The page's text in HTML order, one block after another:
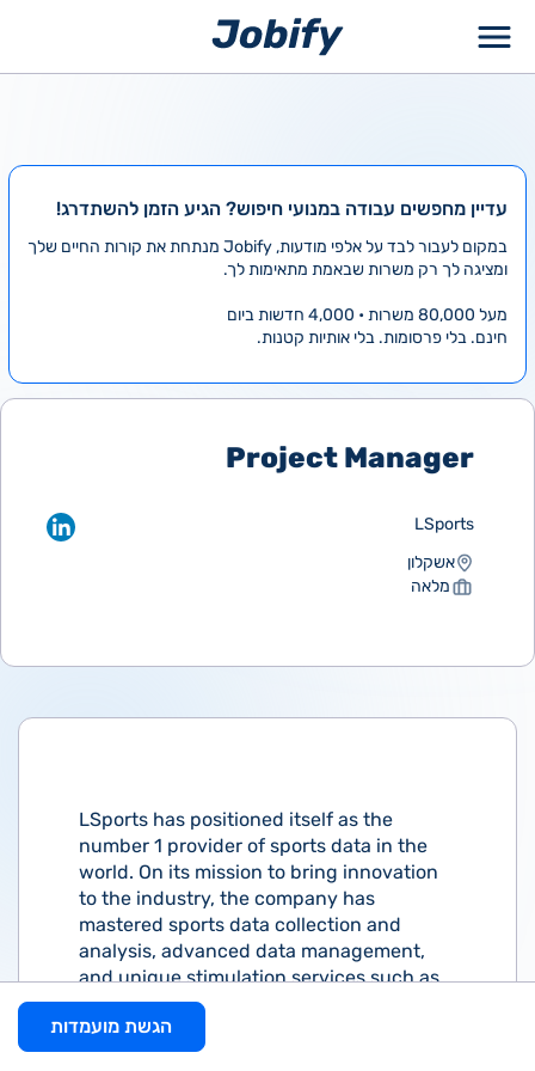
עדיין מחפשים עבודה במנועי חיפוש? הגיע הזמן להשתדרג!
במקום לעבור לבד על אלפי מודעות, Jobify מנתחת את קורות החיים שלך
ומציגה לך רק משרות שבאמת מתאימות לך.
מעל 80,000 משרות • 4,000 חדשות ביום
חינם. בלי פרסומות. בלי אותיות קטנות.
Project Manager
LSports
אשקלון
מלאה
LSports has positioned itself as the
number 1 provider of sports data in the
world. On its mission to bring innovation
to the industry, the company has
mastered sports data collection and
analysis, advanced data management,
and unique stimulation services such as
AI-based sports tips, high-quality sport
visualization, and more.
הגשת מועמדות